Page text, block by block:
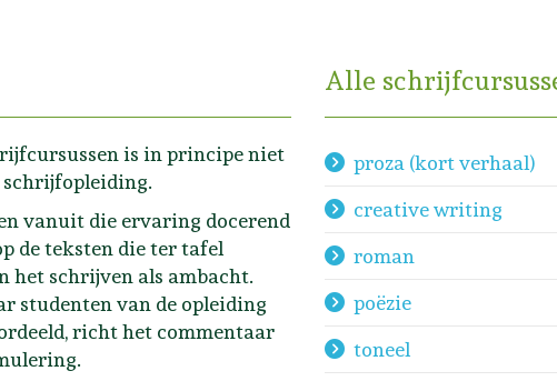
is in principe niet
schrijfopleiding.
vanuit die ervaring docerend
de teksten die ter tafel
het schrijven als ambacht.
studenten van de opleiding
richt het commentaar
Alle
proza (kort verhaal)
creative writing
roman
poëzie
toneel